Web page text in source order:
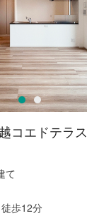
コエドテラス
て
歩12分